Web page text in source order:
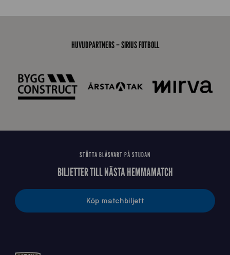
HUVUDPARTNERS – SIRIUS FOTBOLL
STÖTTA BLÅSVART PÅ STUDAN
BILJETTER TILL NÄSTA HEMMAMATCH
Köp matchbiljett